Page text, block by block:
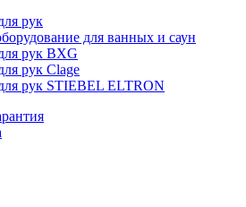
рук
для ванных и саун
рук BXG
рук Clage
рук STIEBEL ELTRON